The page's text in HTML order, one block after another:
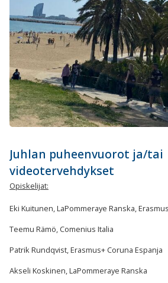
Juhlan puheenvuorot ja/tai
videotervehdykset
Opiskelijat:
Eki Kuitunen, LaPommeraye Ranska,
Teemu Rämö, Comenius Italia
Patrik Rundqvist, Erasmus+ Coruna Espanja
Akseli Koskinen, LaPommeraye Ranska